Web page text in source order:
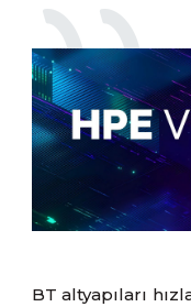
BT altyapıları